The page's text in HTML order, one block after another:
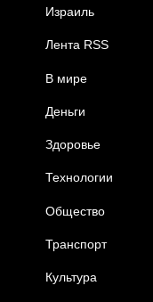
Израиль
Лента RSS
В мире
Деньги
Здоровье
Технологии
Общество
Транспорт
Культура